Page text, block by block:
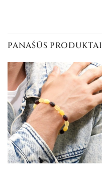
PANAŠŪS PRODUKTAI